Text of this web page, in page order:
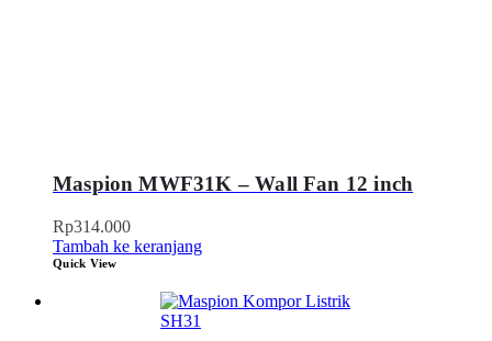
Maspion MWF31K – Wall Fan 12 inch
Rp314.000
Tambah ke keranjang
Quick View